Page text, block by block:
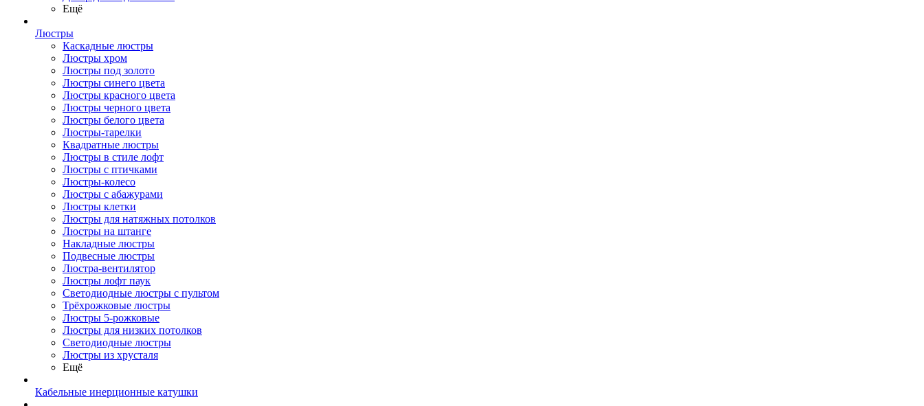
Ещё
Люстры
Каскадные люстры
Люстры хром
Люстры под золото
Люстры синего цвета
Люстры красного цвета
Люстры черного цвета
Люстры белого цвета
Люстры-тарелки
Квадратные люстры
Люстры в стиле лофт
Люстры с птичками
Люстры-колесо
Люстры с абажурами
Люстры клетки
Люстры для натяжных потолков
Люстры на штанге
Накладные люстры
Подвесные люстры
Люстра-вентилятор
Люстры лофт паук
Светодиодные люстры с пультом
Трёхрожковые люстры
Люстры 5-рожковые
Люстры для низких потолков
Cветодиодные люстры
Люстры из хрусталя
Ещё
Кабельные инерционные катушки